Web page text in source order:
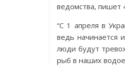
ведомства, пишет
“С 1 апреля в
ведь начинается
люди будут
рыб в наших